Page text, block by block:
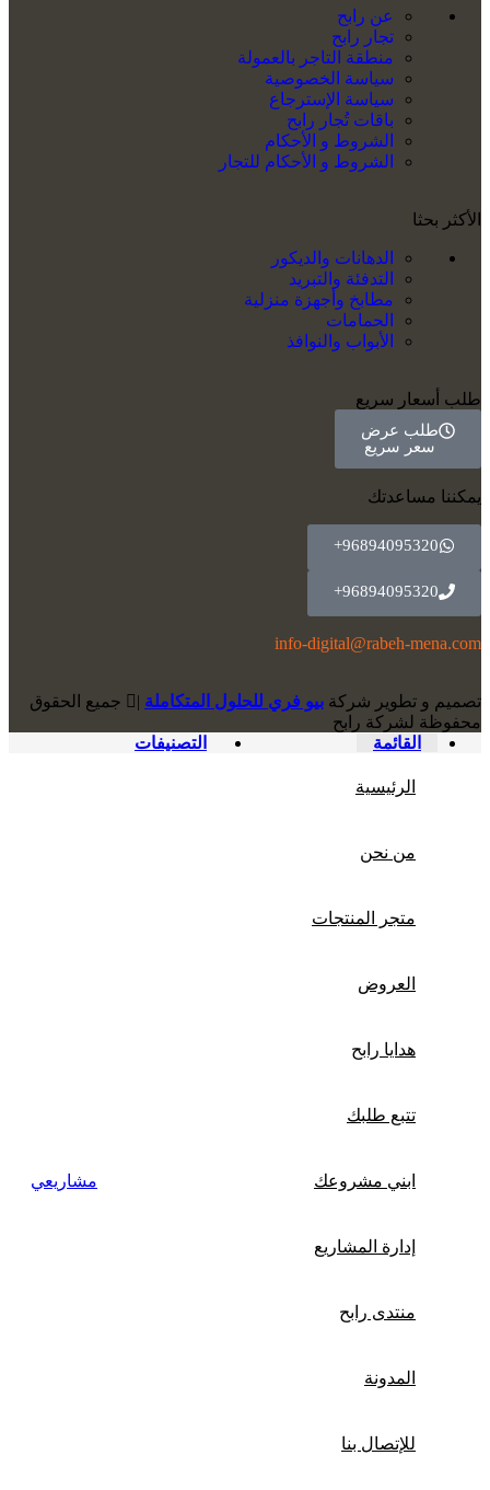
عن رابح
تجار رابح
منطقة التاجر بالعمولة
سياسة الخصوصية
سياسة الإسترجاع
باقات تُجار رابح
الشروط و الأحكام
الشروط و الأحكام للتجار
الأكثر بحثا
الدهانات والديكور
التدفئة والتبريد
مطابخ وأجهزة منزلية
الحمامات
الأبواب والنوافذ
طلب أسعار سريع
طلب عرض
سعر سريع
يمكننا مساعدتك
96894095320+
96894095320+
info-digital@rabeh-mena.com
تصميم و تطوير شركة بيو فري للحلول المتكاملة |
ﺟﻤﻴﻊ اﻟﺤﻘﻮق
ﻣﺤﻔﻮﻇﺔ لشرﻛﺔ رابح
القائمة
التصنيفات
الرئيسية
من نحن
متجر المنتجات
العروض
هدايا رابح
تتبع طلبك
ابني مشروعك مشاريعي
إدارة المشاريع
منتدى رابح
المدونة
للإتصال بنا